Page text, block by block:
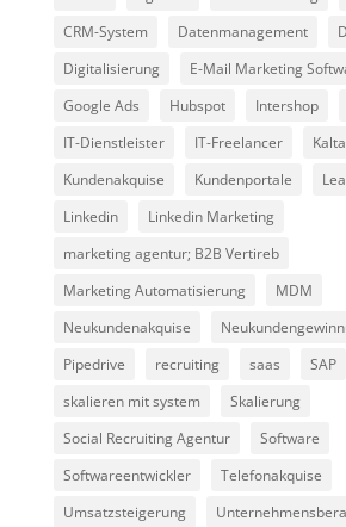
CRM-System
Datenmanagement
Digitalisierung
E-Mail Marketing
Google Ads
Hubspot Intershop
IT-Dienstleister
IT-Freelancer
Kundenakquise
Kundenportale
Linkedin
Linkedin Marketing
marketing agentur; B2B Vertireb
Marketing Automatisierung
MDM
Neukundenakquise
Pipedrive
recruiting saas SAP
skalieren mit system
Skalierung
Social Recruiting Agentur
Software
Softwareentwickler
Telefonakquise
Umsatzsteigerung